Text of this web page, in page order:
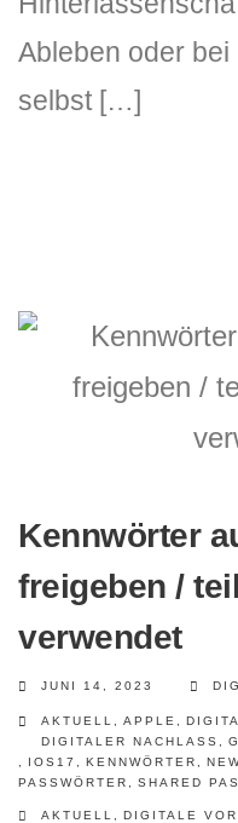
Ableben oder
selbst […]
Kennwörter
freigeben /
verwendet
JUNI 14, 2023
AKTUELL APPLE
DIGITALER NACHLASS
IOS17 KENNWÖRTER
PASSWÖRTER
SHARED
AKTUELL DIGITALE